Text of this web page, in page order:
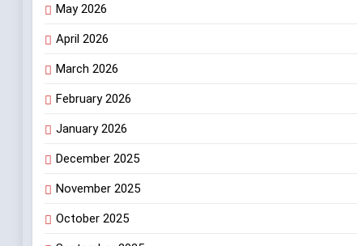
May 2026
April 2026
March 2026
February 2026
January 2026
December 2025
November 2025
October 2025